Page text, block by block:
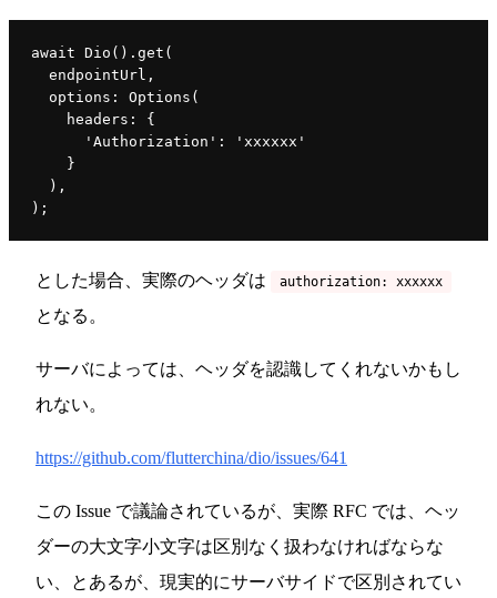
await Dio().get(
  endpointUrl
,
options: Options(
    headers: {
      'Authorization': 'xxxxxx'
    }
) ,
) ;
とした場合、実際のヘッダは authorization: xxxxxx
となる。
サーバによっては、ヘッダを認識してくれないかもし
れない。
https://github.com/flutterchina/dio/issues/641
この Issue で議論されているが、実際 RFC では、ヘッ
ダーの大文字小文字は区別なく扱わなければならな
い、とあるが、現実的にサーバサイドで区別されてい